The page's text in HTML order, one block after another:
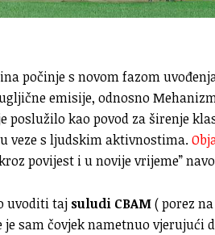
počinje s novom fazom
emisije, odnosno
poslužilo kao povod za širenje
veze s ljudskim aktivnostima.
povijest i u novije vrijeme”
uvoditi taj suludi CBAM( porez
je sam čovjek nametnuo vjerujući